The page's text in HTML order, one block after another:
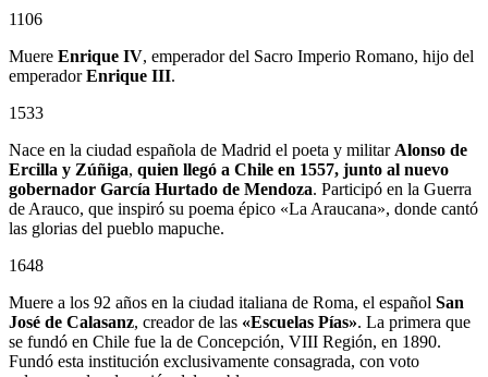
1106
Muere Enrique IV, emperador del Sacro Imperio Romano, hijo del
emperadorEnrique III.
1533
Nace en la ciudad española de Madrid el poeta y militar Alonso de
Ercilla y Zúñiga, quien llegó a Chile en 1557, junto al nuevo
gobernador García Hurtado de Mendoza. Participó en la Guerra
de Arauco, que inspiró su poema épico «La Araucana», donde cantó
las glorias del pueblo mapuche.
1648
Muere a los 92 años en la ciudad italiana de Roma, el español San
José de Calasanz, creador de las «Escuelas Pías». La primera que
se fundó en Chile fue la de Concepción, VIII Región, en 1890.
Fundó esta institución exclusivamente consagrada, con voto